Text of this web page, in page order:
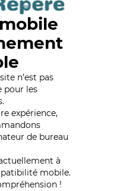
n’est pas
pour les
expérience,
de bureau
à
mobile.
!